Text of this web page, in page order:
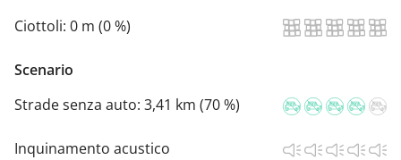
Ciottoli: 0 m (0 %)
Scenario
Strade senza auto: 3,41 km (70 %)
Inquinamento acustico